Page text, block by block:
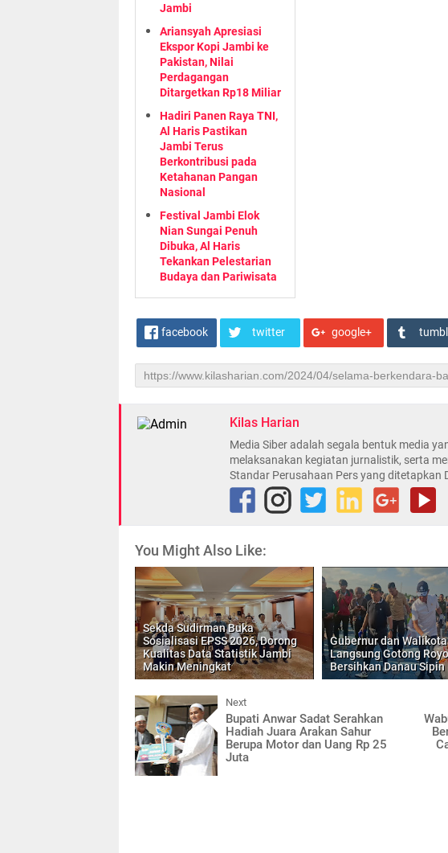
Jambi
Ariansyah Apresiasi
Ekspor Kopi Jambi ke
Pakistan, Nilai
Perdagangan
Ditargetkan Rp18 Miliar
Hadiri Panen Raya TNI,
Al Haris Pastikan
Jambi Terus
Berkontribusi pada
Ketahanan Pangan
Nasional
Festival Jambi Elok
Nian Sungai Penuh
Dibuka, Al Haris
Tekankan Pelestarian
Budaya dan Pariwisata
facebook twitter google+
Kilas Harian
Media Siber adalah segala bentuk media
melaksanakan kegiatan jurnalistik, serta
Standar Perusahaan Pers yang ditetapkan
You Might Also Like:
Sekda Sudirman Buka
Sosialisasi EPSS 2026, Dorong
Kualitas Data Statistik Jambi
Makin Meningkat
Gubernur dan
Langsung Gotong
Bersihkan Danau Sipin
Next
Bupati Anwar Sadat Serahkan
Hadiah Juara Arakan Sahur
Berupa Motor dan Uang Rp 25
Juta